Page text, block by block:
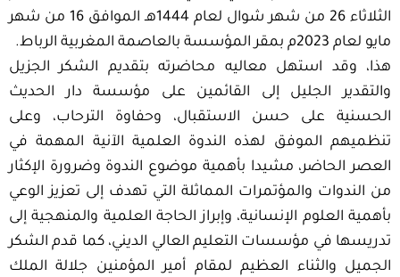
الثلاثاء 26 من شهر شوال لعام 1444هـ الموافق 16 من شهر
مايو لعام 2023م بمقر المؤسسة بالعاصمة المغربية الرباط.
هذا، وقد استهل معاليه محاضرته بتقديم الشكر الجزيل
والتقدير الجليل إلى القائمين على مؤسسة دار الحديث
الحسنية على حسن الاستقبال، وحفاوة الترحاب، وعلى
تنظميهم الموفق لهذه الندوة العلمية الآنية المهمة في
العصر الحاضر، مشيدا بأهمية موضوع الندوة وضرورة الإكثار
من الندوات والمؤتمرات المماثلة التي تهدف إلى تعزيز الوعي
بأهمية العلوم الإنسانية، وإبراز الحاجة العلمية والمنهجية إلى
تدريسها في مؤسسات التعليم العالي الديني، كما قدم الشكر
الجميل والثناء العظيم لمقام أمير المؤمنين جلالة الملك